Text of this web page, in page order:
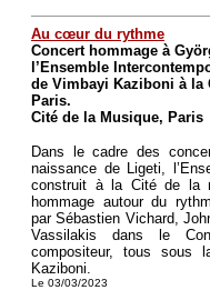
Au cœur du rythme
Concert hommage à
l’Ensemble
de Vimbayi Kaziboni à la
Paris.
Cité de la Musique, Paris
Dans le cadre des
naissance de Ligeti,
construit à la Cité de la
hommage autour du
par Sébastien Vichard,
Vassilakis dans le
compositeur, tous sous
Kaziboni.
Le 03/03/2023